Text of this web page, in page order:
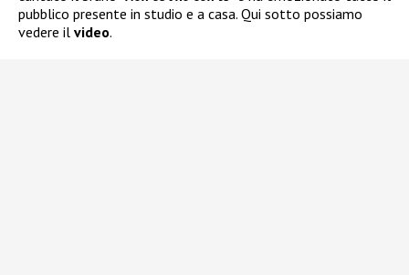
pubblico presente in studio e a casa. Qui sotto possiamo
vedere il video.